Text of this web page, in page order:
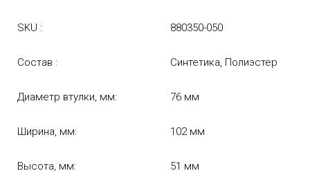
SKU : 880350-050
Состав : Синтетика, Полиэстер
Диаметр втулки, мм: 76 мм
Ширина, мм: 102 мм
Высота, мм: 51 мм